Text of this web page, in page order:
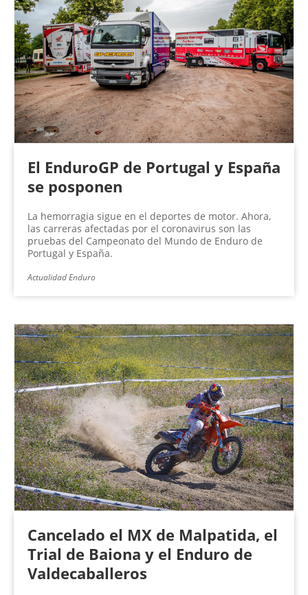
El EnduroGP de Portugal y España
se posponen
La hemorragia sigue en el deportes de motor. Ahora,
las carreras afectadas por el coronavirus son las
pruebas del Campeonato del Mundo de Enduro de
Portugal y España.
Actualidad Enduro
Cancelado el MX de Malpatida, el
Trial de Baiona y el Enduro de
Valdecaballeros